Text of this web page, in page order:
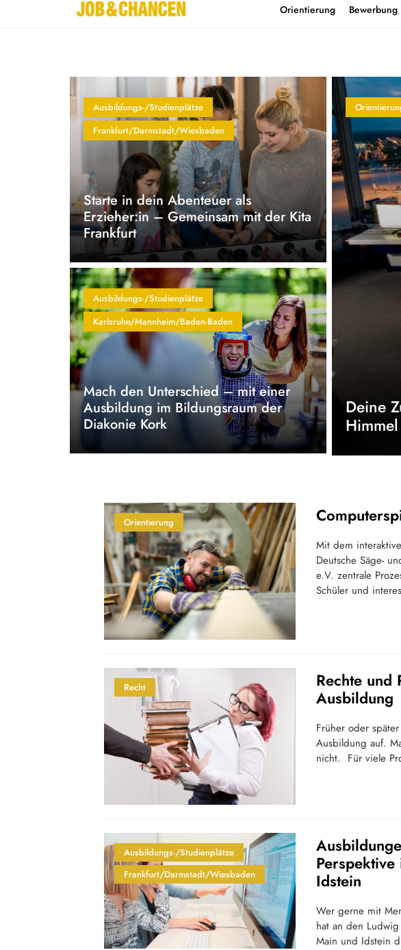
Home Kontakt Orientierung Bewerbung
Ausbildungs-/Studienplätze
Frankfurt/Darmstadt/Wiesbaden
Starte in dein Abenteuer als
Erzieher:in – Gemeinsam mit der Kita
Frankfurt
Ausbildungs-/Studienplätze
Karlsruhe/Mannheim/Baden-Baden
Mach den Unterschied – mit einer
Ausbildung im Bildungsraum der
Diakonie Kork
Deine
Himmel
Orientierung
Mit dem
Deutsche Säge-
e.V. zentrale
Schüler und
Recht
Rechte und
Ausbildung
Früher oder
Ausbildung auf.
nicht. Für viele
Ausbildungs-/Studienplätze
Frankfurt/Darmstadt/Wiesbaden
Idstein
Wer gerne mit
hat an den
Main und Idstein